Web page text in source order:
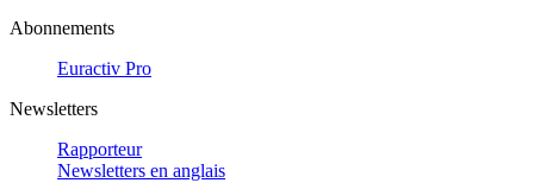
Abonnements
Euractiv Pro
Newsletters
Rapporteur
Newsletters en anglais